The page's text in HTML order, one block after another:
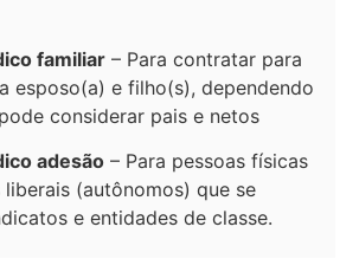
familiar – Para contratar para
esposo(a) e filho(s), dependendo
considerar pais e netos
adesão – Para pessoas físicas
(autônomos) que se
e entidades de classe.